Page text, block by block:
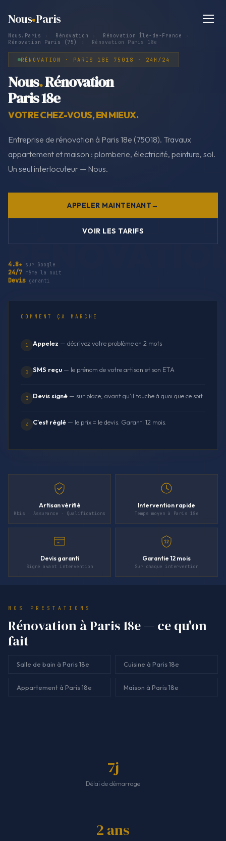
Nous Paris
Nous.Paris Rénovation Rénovation Île-de-France
Rénovation Paris (75)
Rénovation Paris 18e
RÉNOVATION · PARIS 18E 75018 · 24H/24
Nous.Rénovation
Paris 18e
VOTRE CHEZ-VOUS, EN MIEUX.
Entreprise de rénovation à Paris 18e (75018). Travaux
appartement et maison : plomberie, électricité, peinture, sol.
Un seul interlocuteur — Nous.
APPELER MAINTENANT
VOIR LES TARIFS
4.8★ sur Google
24/7 même la nuit
Devis garanti
COMMENT ÇA MARCHE
1 Appelez — décrivez votre problème en 2 mots
2 SMS reçu — le prénom de votre artisan et son ETA
3 Devis signé — sur place, avant qu'il touche à quoi que ce soit
4 C'est réglé — le prix = le devis. Garanti 12 mois.
Artisan vérifié
Kbis · Assurance · Qualifications
Intervention rapide
Temps moyen à Paris 18e
Devis garanti
Signé avant intervention
12
Garantie 12 mois
Sur chaque intervention
NOS PRESTATIONS
Rénovation à Paris 18e — ce qu'on
fait
Salle de bain à Paris 18e Cuisine à Paris 18e
Appartement à Paris 18e Maison à Paris 18e
7j
Délai de démarrage
2 ans